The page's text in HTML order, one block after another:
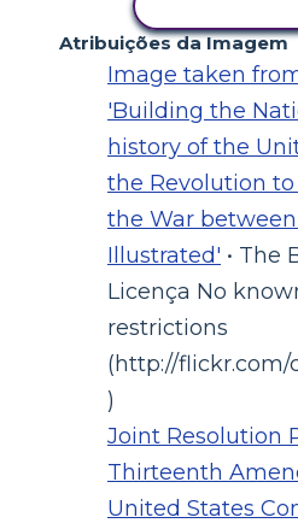
Atribuições da Imagem
Image taken
'Building the
history of the
the Revolution
the War between
Illustrated' • The
Licença No
restrictions
(http://
)
Joint Resolution
Thirteenth
United States